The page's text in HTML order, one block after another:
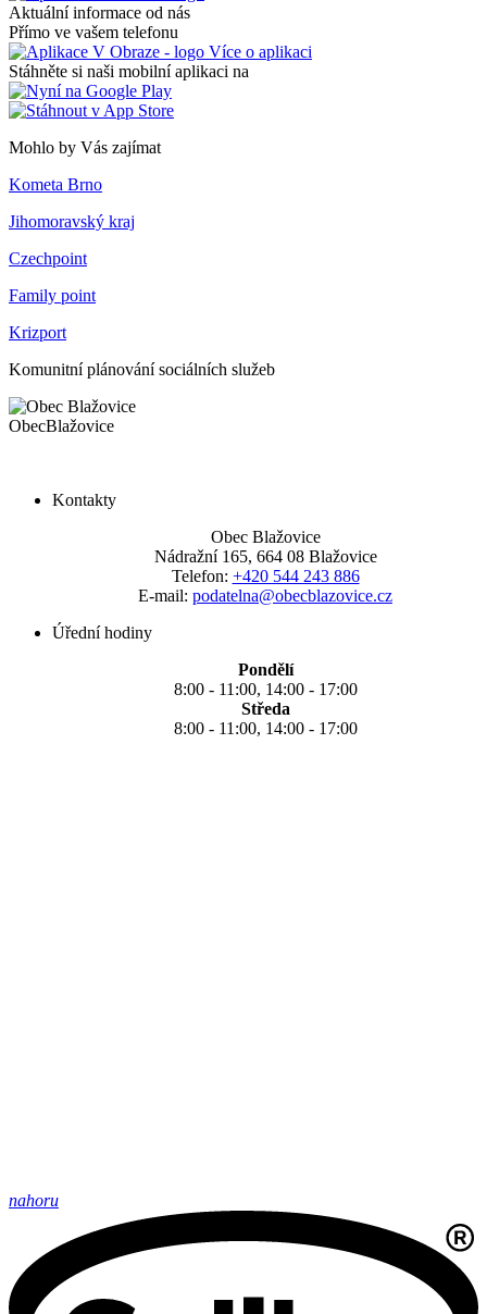
Aktuální informace od nás
Přímo ve vašem telefonu
Více o aplikaci
Stáhněte si naši mobilní aplikaci na
Mohlo by Vás zajímat
Kometa Brno
Jihomoravský kraj
Czechpoint
Family point
Krizport
Komunitní plánování sociálních služeb
ObecBlažovice
Kontakty
Obec Blažovice
Nádražní 165, 664 08 Blažovice
Telefon: +420 544 243 886
E-mail: podatelna@obecblazovice.cz
Úřední hodiny
Pondělí
8:00 - 11:00, 14:00 - 17:00
Středa
8:00 - 11:00, 14:00 - 17:00
nahoru